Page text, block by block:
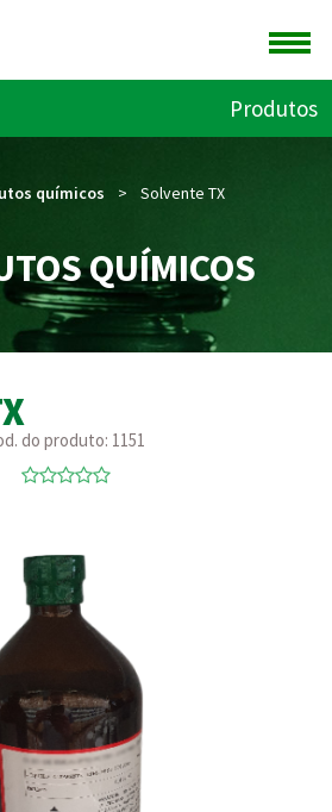
Produtos
químicos > Solvente TX
QUÍMICOS
do produto: 1151